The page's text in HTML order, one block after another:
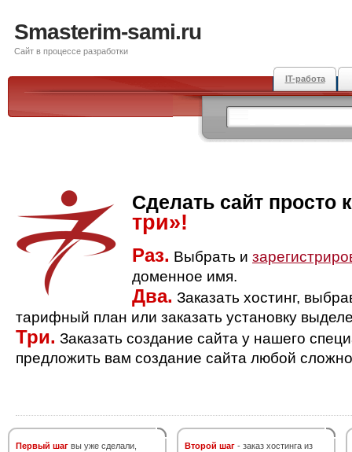
Smasterim-sami.ru
Сайт в процессе разработки
IT-работа
Сделать сайт просто
три»!
Раз. Выбрать и
доменное имя.
Два. Заказать хостинг,
тарифный план или заказать установку
Три. Заказать создание сайта у нашего
предложить вам создание сайта любой
Первый шаг вы уже сделали,
Второй шаг - заказ хостинга из